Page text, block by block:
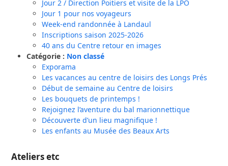
Jour 2 / Direction Poitiers et visite de la LPO
Jour 1 pour nos voyageurs
Week-end randonnée à Landaul
Inscriptions saison 2025-2026
40 ans du Centre retour en images
Catégorie : Non classé
Exporama
Les vacances au centre de loisirs des Longs Prés
Début de semaine au Centre de loisirs
Les bouquets de printemps !
Rejoignez l’aventure du bal marionnettique
Découverte d’un lieu magnifique !
Les enfants au Musée des Beaux Arts
Ateliers etc